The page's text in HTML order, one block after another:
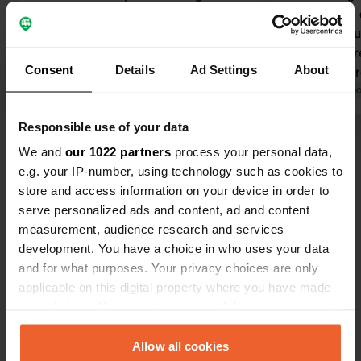
Consent Details Ad Settings About
Responsible use of your data
We and our 1022 partners process your personal data,
e.g. your IP-number, using technology such as cookies to
store and access information on your device in order to
serve personalized ads and content, ad and content
measurement, audience research and services
development. You have a choice in who uses your data
and for what purposes. Your privacy choices are only
applicable on this digital property where you have made
any time from the Cookie Declaration or by clicking on
the Privacy trigger icon.Allow all cookies
chargement/déchargement, aire de
jeux pour enfants et appareils de
invitent à participer aux frais
d'entretien. Merci !
Traduit par Google
et
Points
usées propres. Le
Gianna se
propose
Traduit par
Voir tous les 23 avis
Es-tu déjà venu ici ?